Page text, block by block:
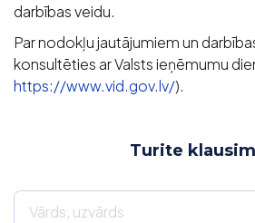
darbības veidu.
Par nodokļu jautājumiem un
konsultēties ar Valsts ieņēmumu
https://www.vid.gov.lv/).
Turite
Vārds, uzvārds